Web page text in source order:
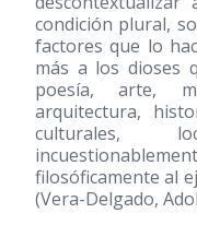
condición plural,
factores que lo
más a los dioses
poesía, arte,
arquitectura,
culturales,
filosóficamente al
(Vera-Delgado,